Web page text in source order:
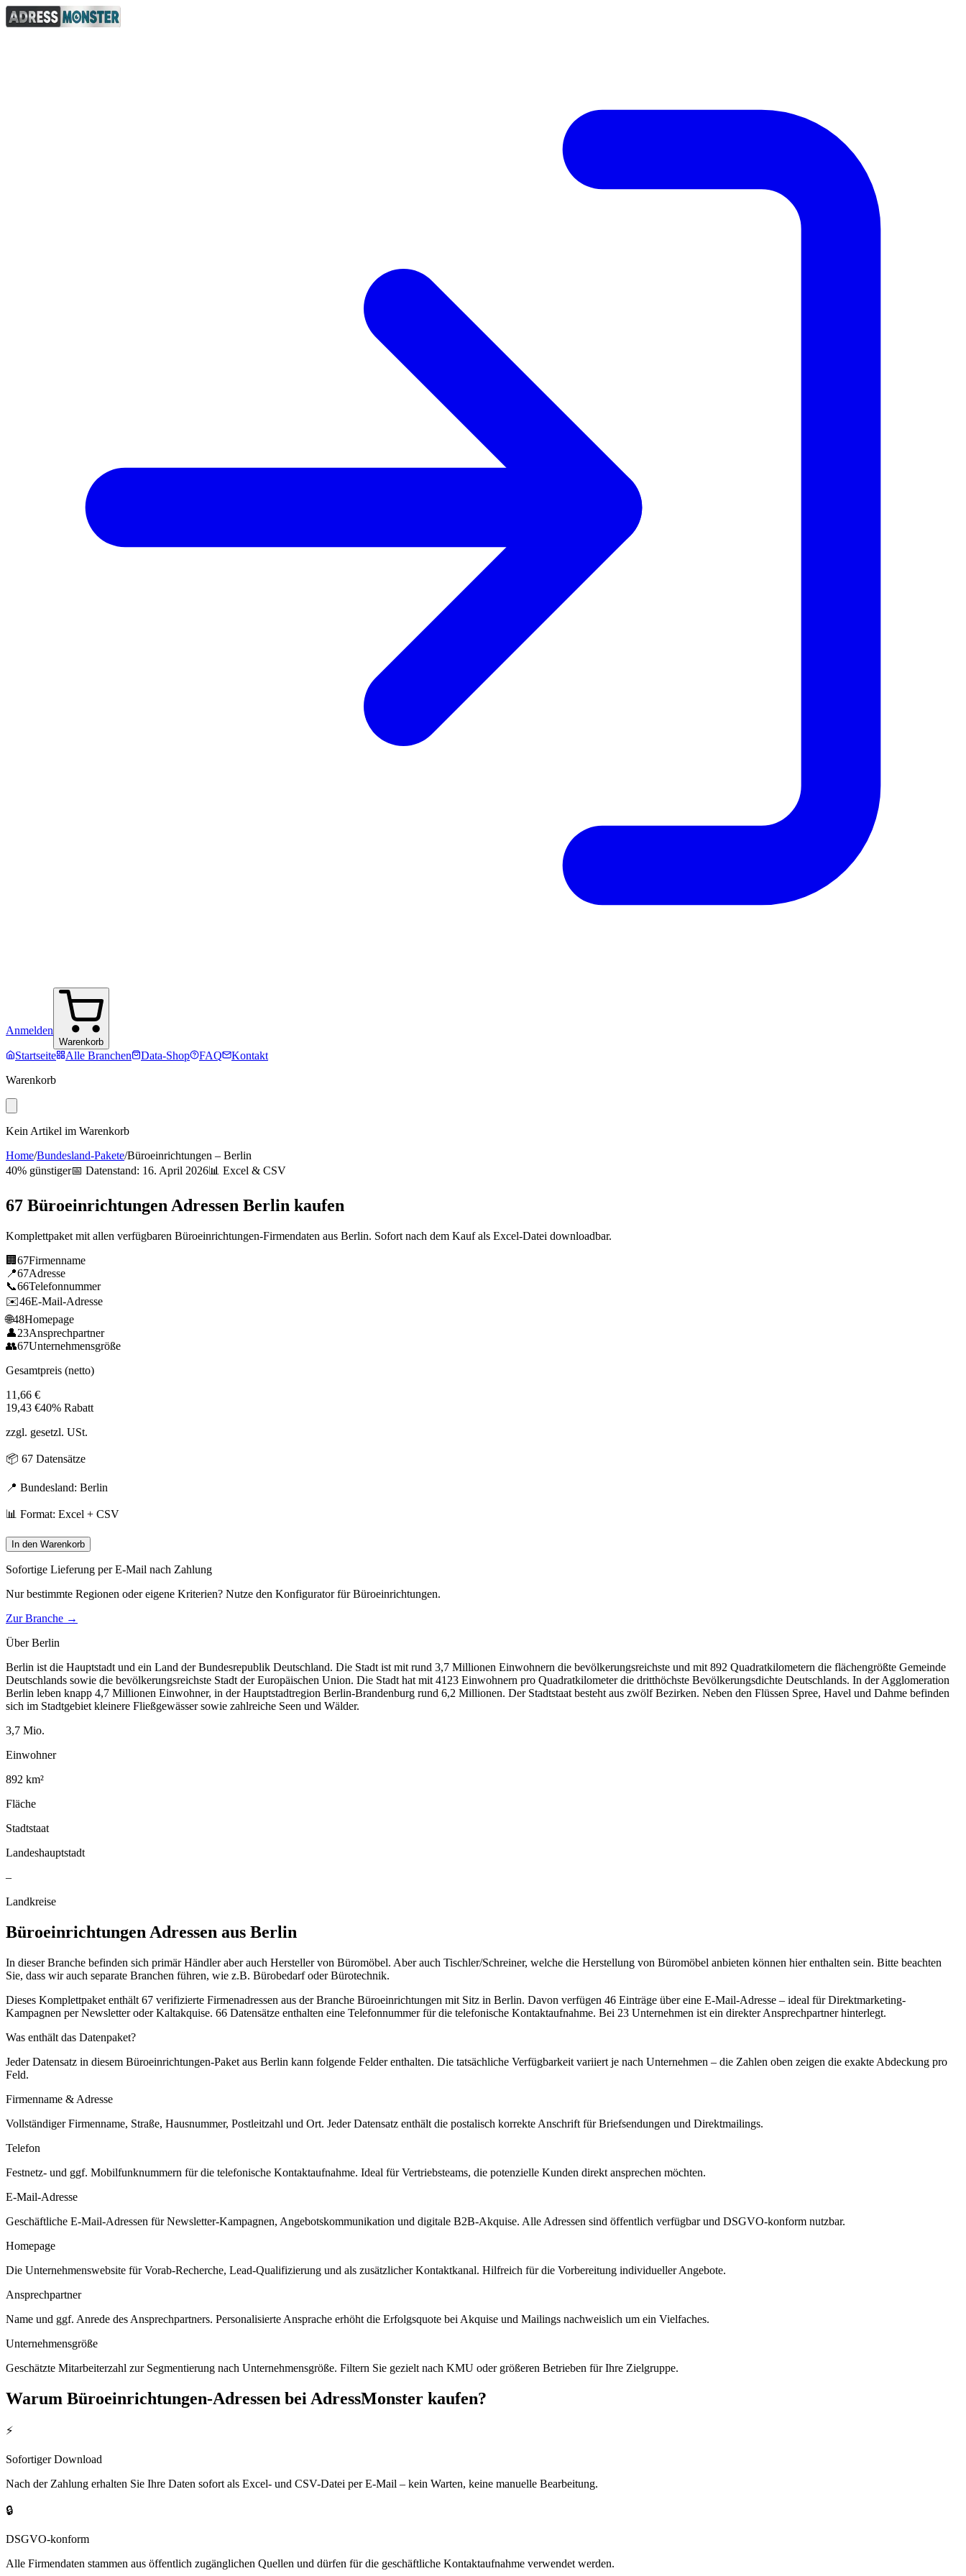
Anmelden
Warenkorb
Startseite Alle Branchen Data-Shop FAQ
Kontakt
Warenkorb
Kein Artikel im Warenkorb
Home/Bundesland-Pakete/Büroeinrichtungen – Berlin
40% günstiger📅 Datenstand: 16. April 2026📊 Excel & CSV
67 Büroeinrichtungen Adressen Berlin kaufen
Komplettpaket mit allen verfügbaren Büroeinrichtungen-Firmendaten aus Berlin. Sofort nach dem Kauf als Excel-Datei downloadbar.
🏢 67Firmenname
📍67Adresse
📞66Telefonnummer
✉️46E-Mail-Adresse
🌐48Homepage
👤23Ansprechpartner
👥67Unternehmensgröße
Gesamtpreis (netto)
11,66 €
19,43 €40% Rabatt
zzgl. gesetzl. USt.
📦 67 Datensätze
📍 Bundesland: Berlin
📊 Format: Excel + CSV
In den Warenkorb
Sofortige Lieferung per E-Mail nach Zahlung
Nur bestimmte Regionen oder eigene Kriterien? Nutze den Konfigurator fürBüroeinrichtungen.
Zur Branche →
ÜberBerlin
Berlin ist die Hauptstadt und ein Land der Bundesrepublik Deutschland. Die Stadt ist mit rund 3,7 Millionen Einwohnern die bevölkerungsreichste und mit 892 Quadratkilometern die flächengrößte Gemeinde
Deutschlands sowie die bevölkerungsreichste Stadt der Europäischen Union. Die Stadt hat mit 4123 Einwohnern pro Quadratkilometer die dritthöchste Bevölkerungsdichte Deutschlands. In der Agglomeration
Berlin leben knapp 4,7 Millionen Einwohner, in der Hauptstadtregion Berlin-Brandenburg rund 6,2 Millionen. Der Stadtstaat besteht aus zwölf Bezirken. Neben den Flüssen Spree, Havel und Dahme befinden
sich im Stadtgebiet kleinere Fließgewässer sowie zahlreiche Seen und Wälder.
3,7 Mio.
Einwohner
892 km²
Fläche
Stadtstaat
Landeshauptstadt
–
Landkreise
Büroeinrichtungen Adressen aus Berlin
In dieser Branche befinden sich primär Händler aber auch Hersteller von Büromöbel. Aber auch Tischler/Schreiner, welche die Herstellung von Büromöbel anbieten können hier enthalten sein. Bitte beachten
Sie, dass wir auch separate Branchen führen, wie z.B. Bürobedarf oder Bürotechnik.
Dieses Komplettpaket enthält 67 verifizierte Firmenadressen aus der Branche Büroeinrichtungen mit Sitz in Berlin. Davon verfügen 46 Einträge über eine E-Mail-Adresse – ideal für Direktmarketing-
Kampagnen per Newsletter oder Kaltakquise. 66 Datensätze enthalten eine Telefonnummer für die telefonische Kontaktaufnahme. Bei 23 Unternehmen ist ein direkter Ansprechpartner hinterlegt.
Was enthält das Datenpaket?
Jeder Datensatz in diesem Büroeinrichtungen-Paket aus Berlin kann folgende Felder enthalten. Die tatsächliche Verfügbarkeit variiert je nach Unternehmen – die Zahlen oben zeigen die exakte Abdeckung pro
Feld.
Firmenname & Adresse
Vollständiger Firmenname, Straße, Hausnummer, Postleitzahl und Ort. Jeder Datensatz enthält die postalisch korrekte Anschrift für Briefsendungen und Direktmailings.
Telefon
Festnetz- und ggf. Mobilfunknummern für die telefonische Kontaktaufnahme. Ideal für Vertriebsteams, die potenzielle Kunden direkt ansprechen möchten.
E-Mail-Adresse
Geschäftliche E-Mail-Adressen für Newsletter-Kampagnen, Angebotskommunikation und digitale B2B-Akquise. Alle Adressen sind öffentlich verfügbar und DSGVO-konform nutzbar.
Homepage
Die Unternehmenswebsite für Vorab-Recherche, Lead-Qualifizierung und als zusätzlicher Kontaktkanal. Hilfreich für die Vorbereitung individueller Angebote.
Ansprechpartner
Name und ggf. Anrede des Ansprechpartners. Personalisierte Ansprache erhöht die Erfolgsquote bei Akquise und Mailings nachweislich um ein Vielfaches.
Unternehmensgröße
Geschätzte Mitarbeiterzahl zur Segmentierung nach Unternehmensgröße. Filtern Sie gezielt nach KMU oder größeren Betrieben für Ihre Zielgruppe.
Warum Büroeinrichtungen-Adressen bei AdressMonster kaufen?
⚡
Sofortiger Download
Nach der Zahlung erhalten Sie Ihre Daten sofort als Excel- und CSV-Datei per E-Mail – kein Warten, keine manuelle Bearbeitung.
🔒
DSGVO-konform
Alle Firmendaten stammen aus öffentlich zugänglichen Quellen und dürfen für die geschäftliche Kontaktaufnahme verwendet werden.